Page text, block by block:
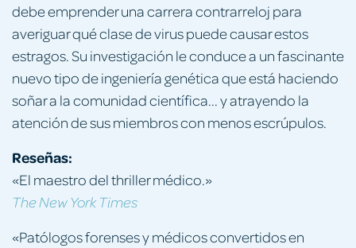
debe emprender una carrera contrarreloj para
averiguar qué clase de virus puede causar estos
estragos. Su investigación le conduce a un fascinante
nuevo tipo de ingeniería genética que está haciendo
soñar a la comunidad científica... y atrayendo la
atención de sus miembros con menos escrúpulos.
Reseñas:
«El maestro del thriller médico.»
The New York Times
«Patólogos forenses y médicos convertidos en